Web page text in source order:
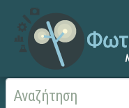
Αρχική Παλαιά Διαθήκη